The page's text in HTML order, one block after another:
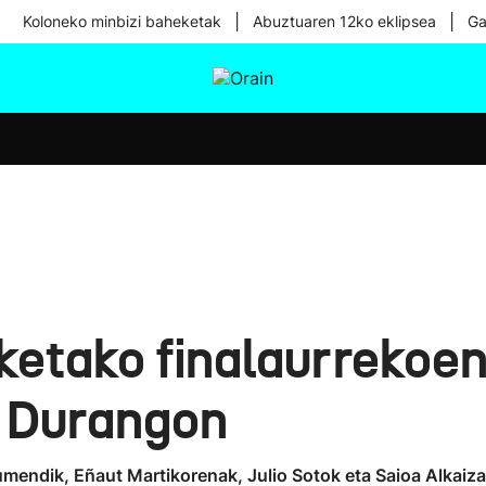
Koloneko minbizi baheketak Abuztuaren 12ko eklipsea
Eñaut Martikorenak, Julio Sotok eta Saioa